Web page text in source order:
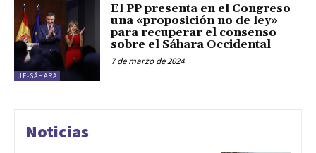
UE-SÁHARA
El PP presenta en el Congreso
una «proposición no de ley»
para recuperar el consenso
sobre el Sáhara Occidental
7 de marzo de 2024
Noticias